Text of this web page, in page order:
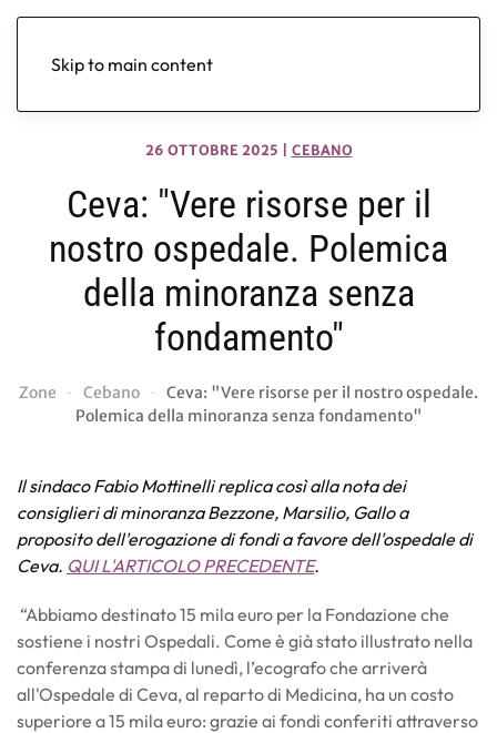
Skip to main content
26 OTTOBRE 2025 CEBANO
Ceva: "Vere risorse per il
nostro ospedale. Polemica
della minoranza senza
fondamento"
Zone Cebano
Ceva: "Vere risorse per il nostro ospedale.
Polemica della minoranza senza fondamento"
Il sindaco Fabio Mottinelli replica così alla nota dei
consiglieri di minoranza Bezzone, Marsilio, Gallo a
proposito dell'erogazione di fondi a favore dell'ospedale di
Ceva. QUI L'ARTICOLO PRECEDENTE.
“Abbiamo destinato 15 mila euro per la Fondazione che
sostiene i nostri Ospedali. Come è già stato illustrato nella
conferenza stampa di lunedì, l’ecografo che arriverà
all'Ospedale di Ceva, al reparto di Medicina, ha un costo
superiore a 15 mila euro: grazie ai fondi conferiti attraverso